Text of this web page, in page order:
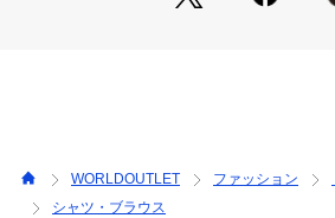
WORLDOUTLET ファッション
シャツ・ブラウス